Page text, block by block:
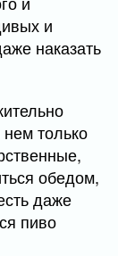
и
наказать
нем только
обедом,
даже
пиво